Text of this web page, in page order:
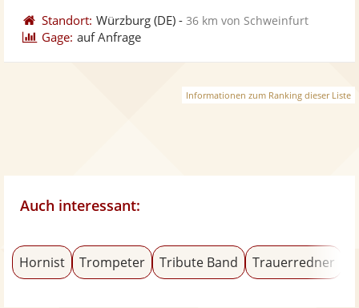
Standort: Würzburg (DE) -36 km von Schweinfurt
Gage: auf Anfrage
Informationen zum Ranking dieser Liste
Auch interessant:
Hornist Trompeter Tribute Band Trauerredner